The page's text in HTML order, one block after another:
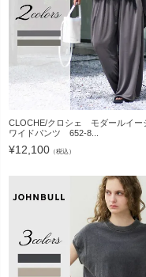
CLOCHE/クロシェ モダールイー
ワイドパンツ 652-8...
¥12,100 （税込）